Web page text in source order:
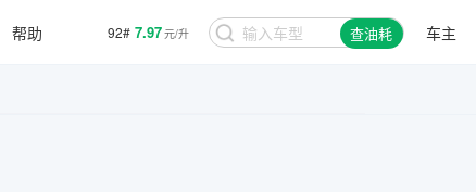
92# 7.97元/升 查油耗 车主
帮助